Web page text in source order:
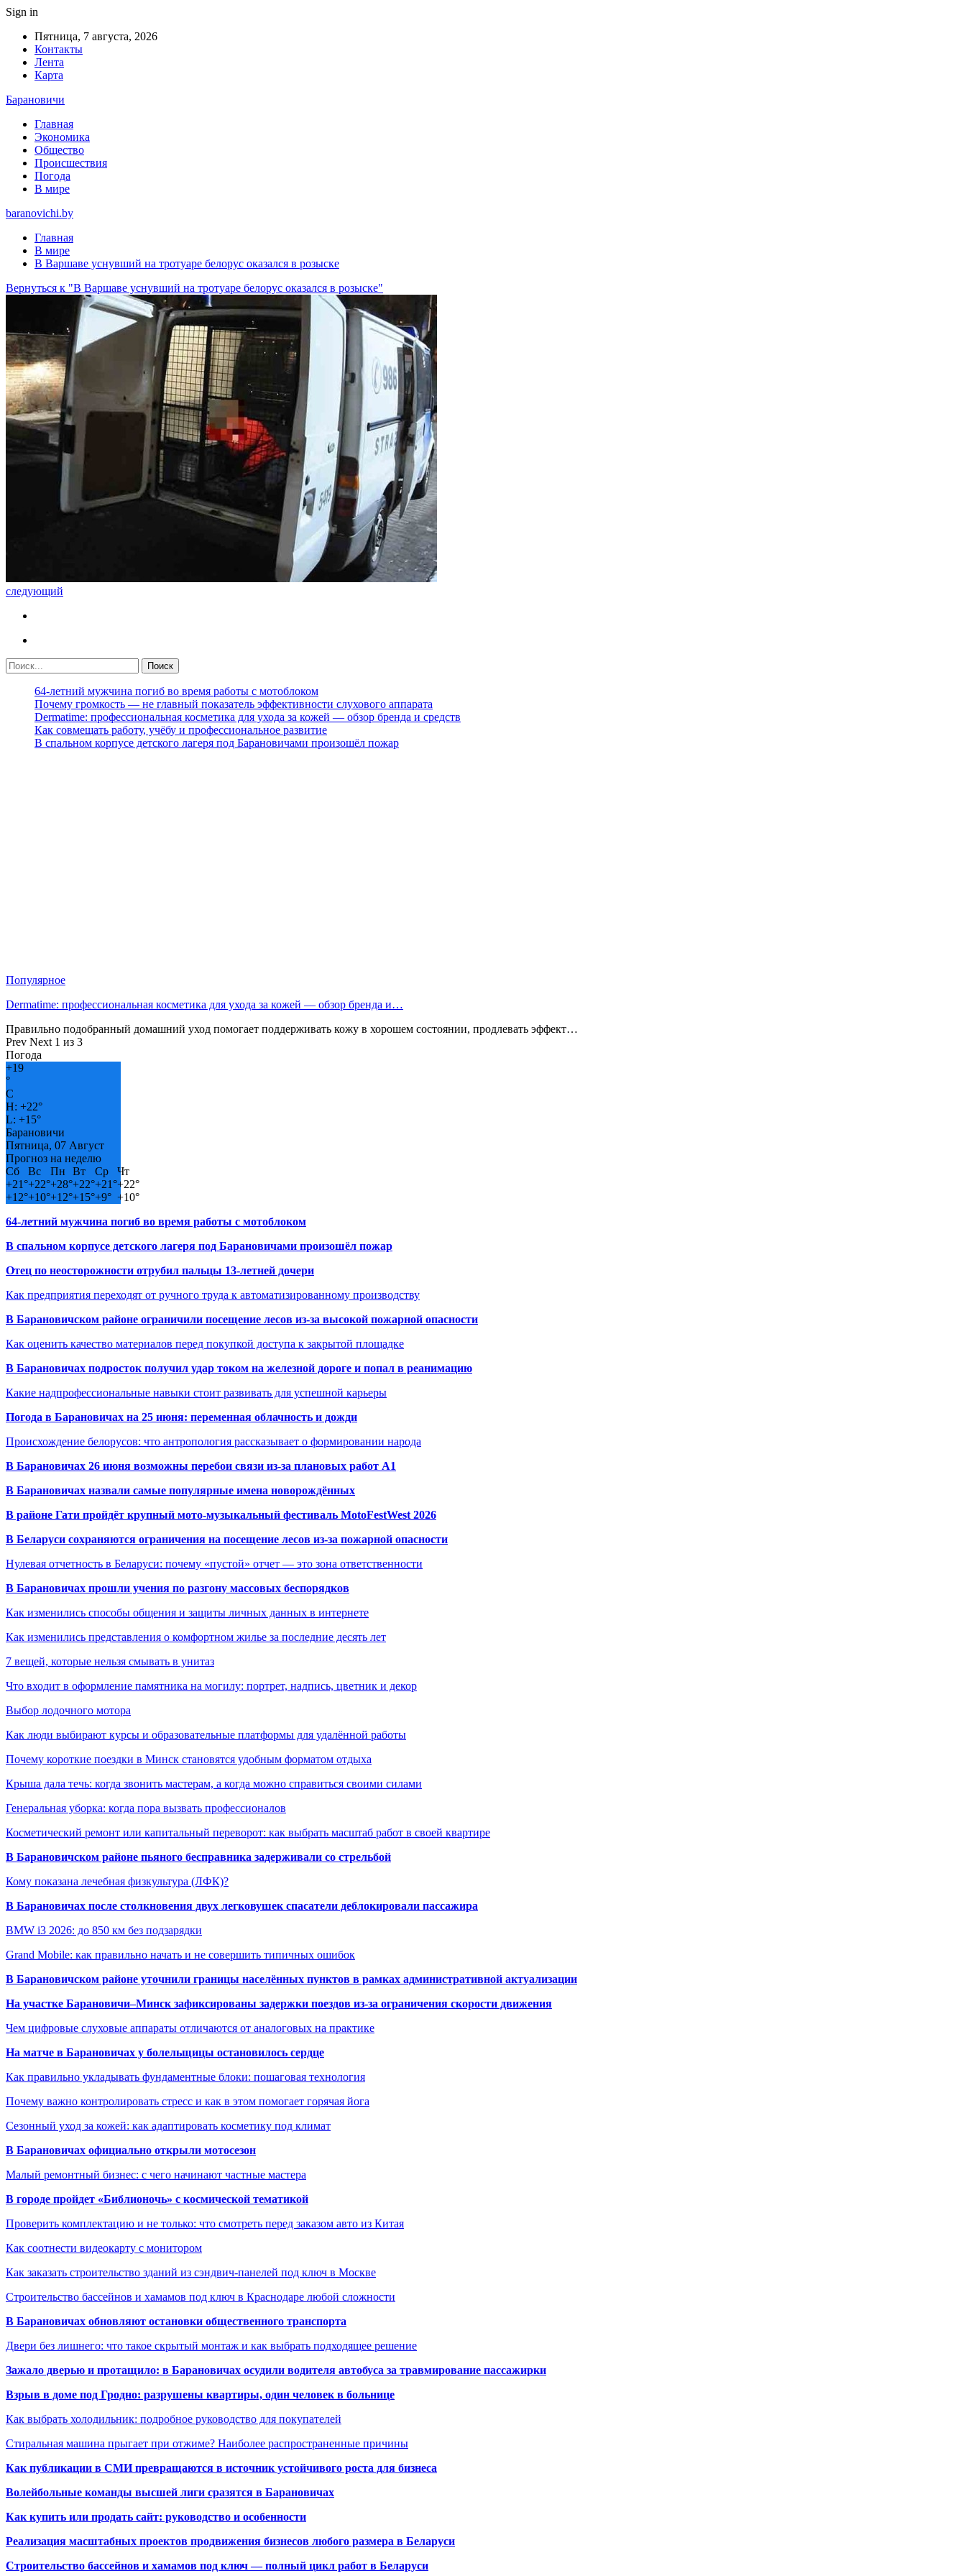
Sign in
Пятница, 7 августа, 2026
Контакты
Лента
Карта
Барановичи
Главная
Экономика
Общество
Происшествия
Погода
В мире
baranovichi.by
Главная
В мире
В Варшаве уснувший на тротуаре белорус оказался в розыске
Вернуться к "В Варшаве уснувший на тротуаре белорус оказался в розыске"
следующий
64-летний мужчина погиб во время работы с мотоблоком
Почему громкость — не главный показатель эффективности слухового аппарата
Dermatime: профессиональная косметика для ухода за кожей — обзор бренда и средств
Как совмещать работу, учёбу и профессиональное развитие
В спальном корпусе детского лагеря под Барановичами произошёл пожар
Популярное
Dermatime: профессиональная косметика для ухода за кожей — обзор бренда и…
Правильно подобранный домашний уход помогает поддерживать кожу в хорошем состоянии, продлевать эффект…
Prev Next 1 из 3
Погода
+19
°
C
H: +22°
L: +15°
Барановичи
Пятница, 07 Август
Прогноз на неделю
Сб
Вс Пн Вт Ср
Чт
+21°+22°+28°+22°+21°+22°
+12°+10°+12°+15°+9° +10°
64-летний мужчина погиб во время работы с мотоблоком
В спальном корпусе детского лагеря под Барановичами произошёл пожар
Отец по неосторожности отрубил пальцы 13-летней дочери
Как предприятия переходят от ручного труда к автоматизированному производству
В Барановичском районе ограничили посещение лесов из-за высокой пожарной опасности
Как оценить качество материалов перед покупкой доступа к закрытой площадке
В Барановичах подросток получил удар током на железной дороге и попал в реанимацию
Какие надпрофессиональные навыки стоит развивать для успешной карьеры
Погода в Барановичах на 25 июня: переменная облачность и дожди
Происхождение белорусов: что антропология рассказывает о формировании народа
В Барановичах 26 июня возможны перебои связи из-за плановых работ A1
В Барановичах назвали самые популярные имена новорождённых
В районе Гати пройдёт крупный мото-музыкальный фестиваль MotoFestWest 2026
В Беларуси сохраняются ограничения на посещение лесов из-за пожарной опасности
Нулевая отчетность в Беларуси: почему «пустой» отчет — это зона ответственности
В Барановичах прошли учения по разгону массовых беспорядков
Как изменились способы общения и защиты личных данных в интернете
Как изменились представления о комфортном жилье за последние десять лет
7 вещей, которые нельзя смывать в унитаз
Что входит в оформление памятника на могилу: портрет, надпись, цветник и декор
Выбор лодочного мотора
Как люди выбирают курсы и образовательные платформы для удалённой работы
Почему короткие поездки в Минск становятся удобным форматом отдыха
Крыша дала течь: когда звонить мастерам, а когда можно справиться своими силами
Генеральная уборка: когда пора вызвать профессионалов
Косметический ремонт или капитальный переворот: как выбрать масштаб работ в своей квартире
В Барановичском районе пьяного бесправника задерживали со стрельбой
Кому показана лечебная физкультура (ЛФК)?
В Барановичах после столкновения двух легковушек спасатели деблокировали пассажира
BMW i3 2026: до 850 км без подзарядки
Grand Mobile: как правильно начать и не совершить типичных ошибок
В Барановичском районе уточнили границы населённых пунктов в рамках административной актуализации
На участке Барановичи–Минск зафиксированы задержки поездов из-за ограничения скорости движения
Чем цифровые слуховые аппараты отличаются от аналоговых на практике
На матче в Барановичах у болельщицы остановилось сердце
Как правильно укладывать фундаментные блоки: пошаговая технология
Почему важно контролировать стресс и как в этом помогает горячая йога
Сезонный уход за кожей: как адаптировать косметику под климат
В Барановичах официально открыли мотосезон
Малый ремонтный бизнес: с чего начинают частные мастера
В городе пройдет «Библионочь» с космической тематикой
Проверить комплектацию и не только: что смотреть перед заказом авто из Китая
Как соотнести видеокарту с монитором
Как заказать строительство зданий из сэндвич-панелей под ключ в Москве
Строительство бассейнов и хамамов под ключ в Краснодаре любой сложности
В Барановичах обновляют остановки общественного транспорта
Двери без лишнего: что такое скрытый монтаж и как выбрать подходящее решение
Зажало дверью и протащило: в Барановичах осудили водителя автобуса за травмирование пассажирки
Взрыв в доме под Гродно: разрушены квартиры, один человек в больнице
Как выбрать холодильник: подробное руководство для покупателей
Стиральная машина прыгает при отжиме? Наиболее распространенные причины
Как публикации в СМИ превращаются в источник устойчивого роста для бизнеса
Волейбольные команды высшей лиги сразятся в Барановичах
Как купить или продать сайт: руководство и особенности
Реализация масштабных проектов продвижения бизнесов любого размера в Беларуси
Строительство бассейнов и хамамов под ключ — полный цикл работ в Беларуси